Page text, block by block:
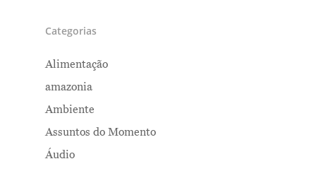
Categorias
Alimentação
amazonia
Ambiente
Assuntos do Momento
Áudio